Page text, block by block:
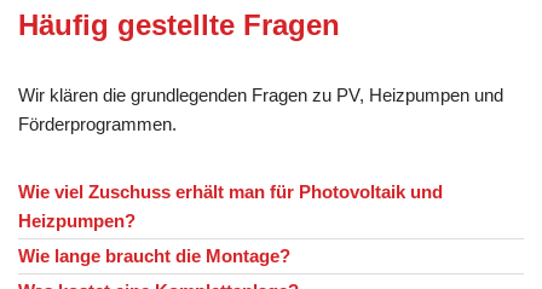
Häufig gestellte Fragen
Wir klären die grundlegenden Fragen zu PV, Heizpumpen und
Förderprogrammen.
Wie viel Zuschuss erhält man für Photovoltaik und
Heizpumpen?
Wie lange braucht die Montage?